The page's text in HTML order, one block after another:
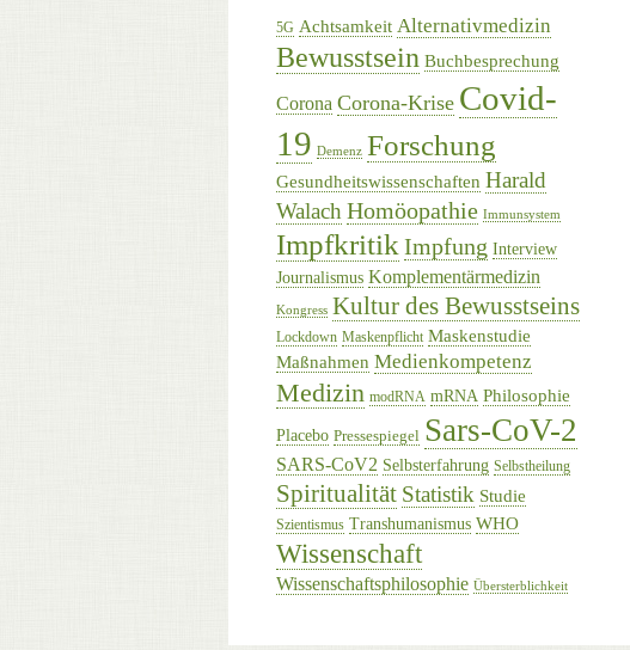
5G Achtsamkeit Alternativmedizin
Bewusstsein Buchbesprechung
Corona Corona-Krise Covid-
19 Demenz Forschung
Gesundheitswissenschaften Harald
Walach Homöopathie Immunsystem
Impfkritik Impfung Interview
Journalismus Komplementärmedizin
Kongress Kultur des Bewusstseins
Lockdown Maskenpflicht Maskenstudie
Maßnahmen Medienkompetenz
Medizin modRNA mRNA Philosophie
Placebo Pressespiegel Sars-CoV-2
SARS-CoV2 Selbsterfahrung Selbstheilung
Spiritualität Statistik Studie
Szientismus Transhumanismus WHO
Wissenschaft
Wissenschaftsphilosophie Übersterblichkeit